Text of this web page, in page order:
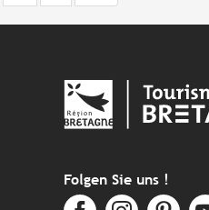
Folgen Sie uns !